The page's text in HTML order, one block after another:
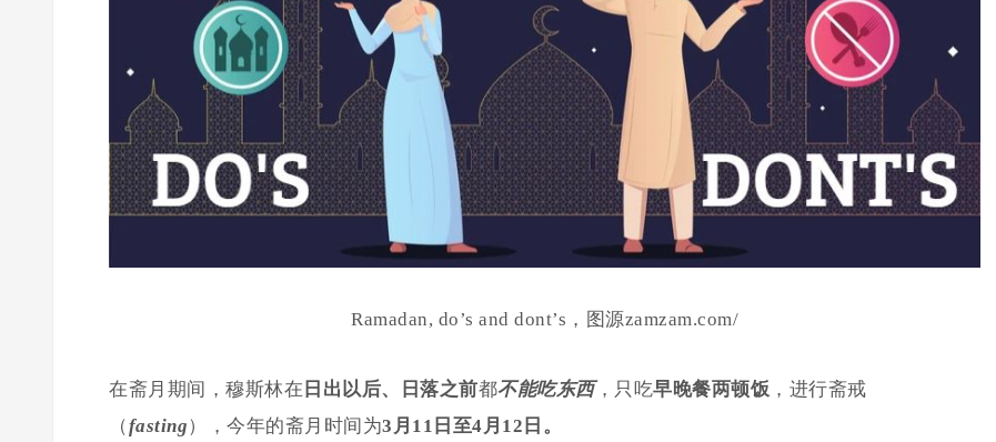
Ramadan, do’s and dont’s，图源zamzam.com/
在斋月期间，穆斯林在 日出以后、日落之前都不能吃东西，只吃早晚餐两顿饭 ，进行斋戒
（fasting），今年的斋月时间为3月11日至4月12日。